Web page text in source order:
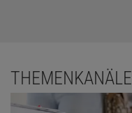
THEMENKANÄLE